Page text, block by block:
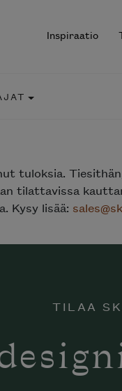
Inspiraatio
tuloksia.
tilattavissa
Kysy lisää:
TILAA